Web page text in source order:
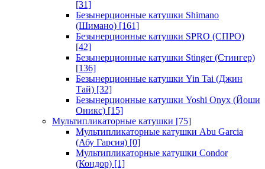
[31]
Безынерционные катушки Shimano
(Шимано) [161]
Безынерционные катушки SPRO (СПРО)
[42]
Безынерционные катушки Stinger (Стингер)
[136]
Безынерционные катушки Yin Tai (Джин
Тай) [32]
Безынерционные катушки Yoshi Onyx (Йоши
Оникс) [15]
Мультипликаторные катушки [75]
Мультипликаторные катушки Abu Garcia
(Абу Гарсия) [0]
Мультипликаторные катушки Condor
(Кондор) [1]